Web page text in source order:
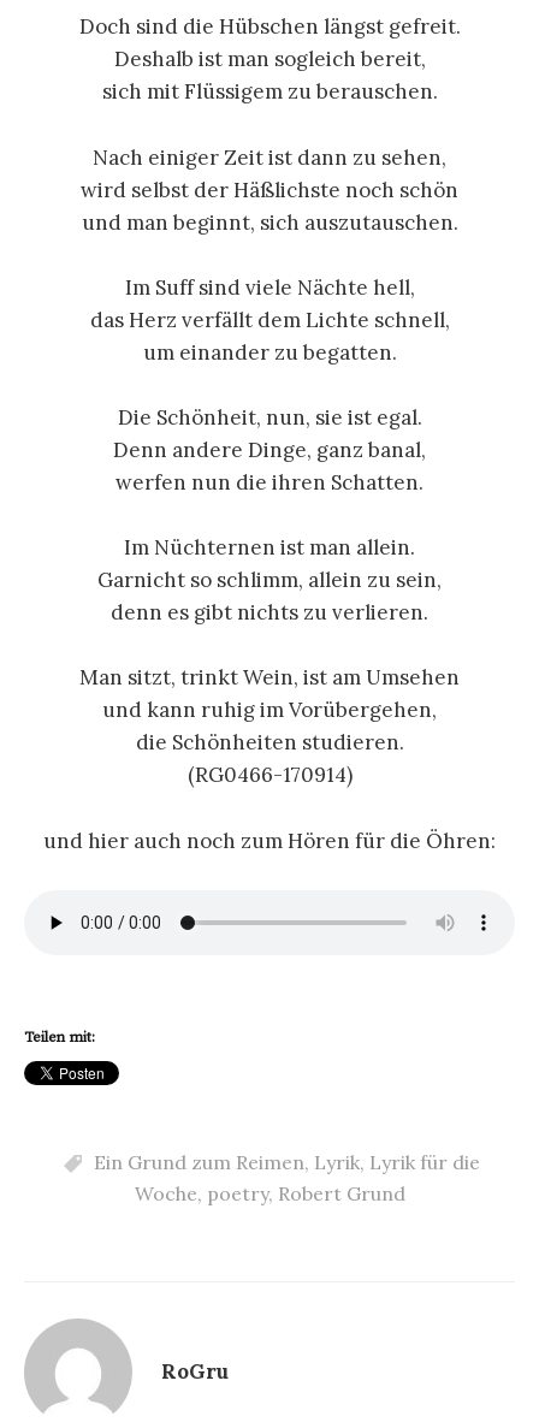
Doch sind die Hübschen längst gefreit.
Deshalb ist man sogleich bereit,
sich mit Flüssigem zu berauschen.
Nach einiger Zeit ist dann zu sehen,
wird selbst der Häßlichste noch schön
und man beginnt, sich auszutauschen.
Im Suff sind viele Nächte hell,
das Herz verfällt dem Lichte schnell,
um einander zu begatten.
Die Schönheit, nun, sie ist egal.
Denn andere Dinge, ganz banal,
werfen nun die ihren Schatten.
Im Nüchternen ist man allein.
Garnicht so schlimm, allein zu sein,
denn es gibt nichts zu verlieren.
Man sitzt, trinkt Wein, ist am Umsehen
und kann ruhig im Vorübergehen,
die Schönheiten studieren.
(RG0466-170914)
und hier auch noch zum Hören für die Öhren:
Teilen mit:
Ein Grund zum Reimen, Lyrik, Lyrik für die
Woche, poetry, Robert Grund
RoGru